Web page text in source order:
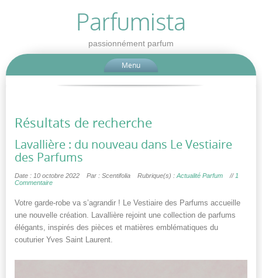
Parfumista
passionnément parfum
Menu
Résultats de recherche
Lavallière : du nouveau dans Le Vestiaire
des Parfums
Date : 10 octobre 2022 Par : Scentifolia Rubrique(s) : Actualité Parfum // 1
Commentaire
Votre garde-robe va s’agrandir ! Le Vestiaire des Parfums accueille
une nouvelle création. Lavallière rejoint une collection de parfums
élégants, inspirés des pièces et matières emblématiques du
couturier Yves Saint Laurent.